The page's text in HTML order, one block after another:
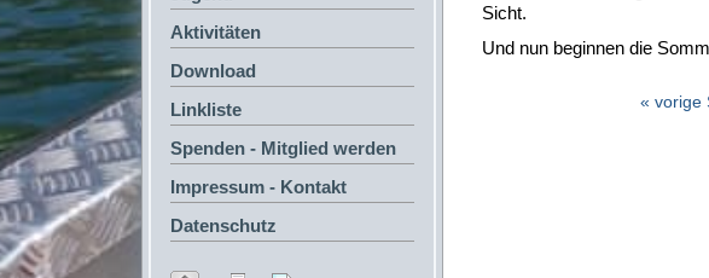
Aktivitäten
Download
Linkliste
Spenden - Mitglied werden
Impressum - Kontakt
Datenschutz
Sicht.
Und nun beginnen die
« vorige